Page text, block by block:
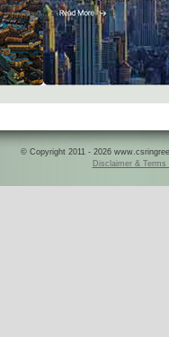
© Copyright 2011 - 2026
Disclaimer & Terms